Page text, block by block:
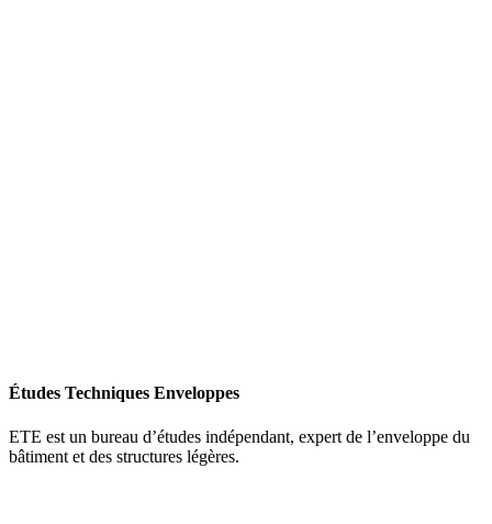
Études Techniques Enveloppes
ETE est un bureau d’études indépendant, expert de l’enveloppe du
bâtiment et des structures légères.